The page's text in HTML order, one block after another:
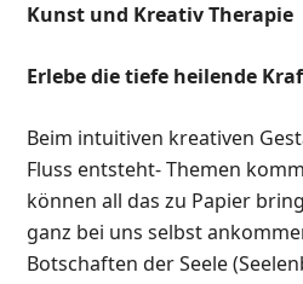
Kunst und Kreativ Therapie
Erlebe die tiefe heilende
Beim intuitiven kreativen
Fluss entsteht- Themen
können all das zu Papier
ganz bei uns selbst
Botschaften der Seele